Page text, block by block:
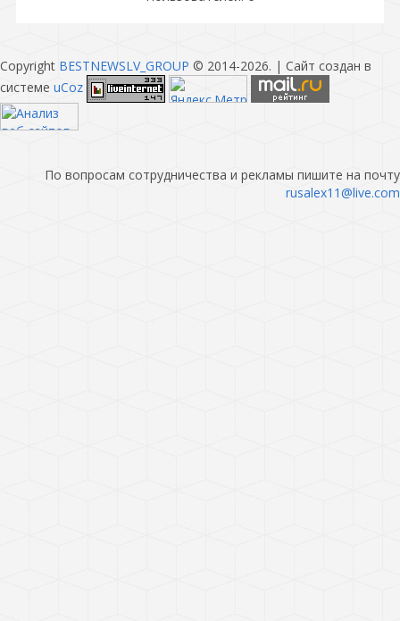
Copyright BESTNEWSLV_GROUP © 2014-2026. | Сайт создан в
системе uCoz
По вопросам сотрудничества и рекламы пишите на почту
rusalex11@live.com